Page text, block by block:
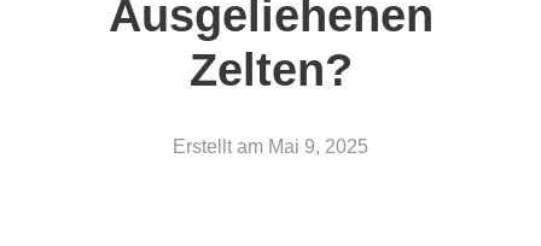
Ausgeliehenen
Zelten?
Erstellt am Mai 9, 2025